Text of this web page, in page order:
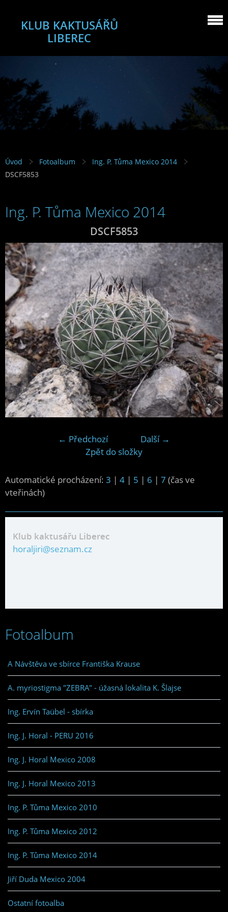
KLUB KAKTUSÁŘŮ
LIBEREC
Úvod Fotoalbum
Ing. P. Tůma Mexico 2014
DSCF5853
Ing. P. Tůma Mexico 2014
DSCF5853
← Předchozí
Další →
Zpět do složky
Automatické procházení: 3 | 4 | 5 | 6 | 7 (čas ve
vteřinách)
Klub kaktusářu Liberec
horaljiri@seznam.cz
Fotoalbum
A Návštěva ve sbírce Františka Krause
A. myriostigma "ZEBRA" - úžasná lokalita K. Šlajse
Ing. Ervín Taübel - sbírka
Ing. J. Horal - PERU 2016
Ing. J. Horal Mexico 2008
Ing. J. Horal Mexico 2013
Ing. P. Tůma Mexico 2010
Ing. P. Tůma Mexico 2012
Ing. P. Tůma Mexico 2014
Jiří Duda Mexico 2004
Ostatní fotoalba